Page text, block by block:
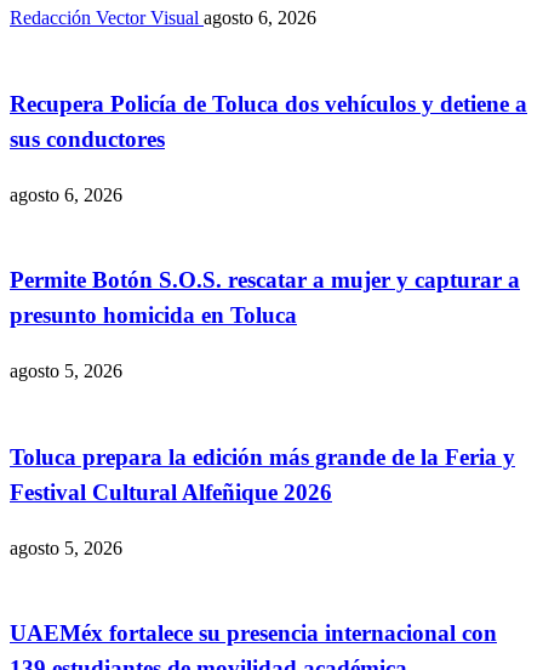
Redacción Vector Visual agosto 6, 2026
Recupera Policía de Toluca dos vehículos y detiene a
sus conductores
agosto 6, 2026
Permite Botón S.O.S. rescatar a mujer y capturar a
presunto homicida en Toluca
agosto 5, 2026
Toluca prepara la edición más grande de la Feria y
Festival Cultural Alfeñique 2026
agosto 5, 2026
UAEMéx fortalece su presencia internacional con